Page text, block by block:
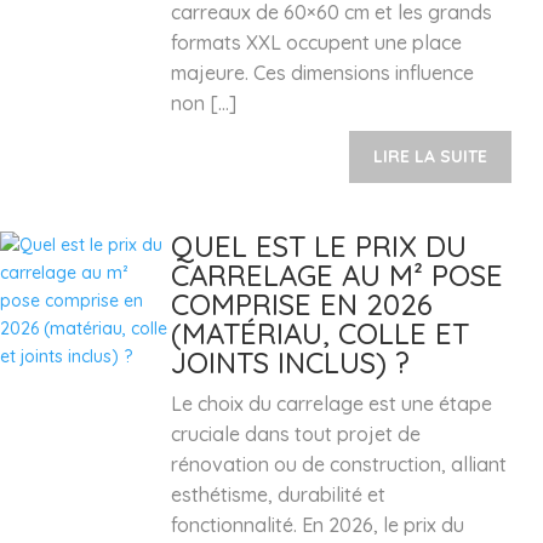
carreaux de 60×60 cm et les grands
formats XXL occupent une place
majeure. Ces dimensions influence
non […]
LIRE LA SUITE
QUEL EST LE PRIX DU
CARRELAGE AU M² POSE
COMPRISE EN 2026
(MATÉRIAU, COLLE ET
JOINTS INCLUS) ?
Le choix du carrelage est une étape
cruciale dans tout projet de
rénovation ou de construction, alliant
esthétisme, durabilité et
fonctionnalité. En 2026, le prix du